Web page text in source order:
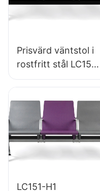
Prisvärd väntstol i
rostfritt stål LC153-
H1 Perfekt för olika
utrymmen
LC151-H1